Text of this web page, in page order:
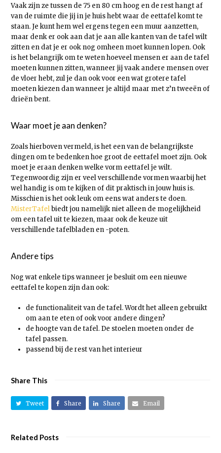
Vaak zijn ze tussen de 75 en 80 cm hoog en de rest hangt af
van de ruimte die jij in je huis hebt waar de eettafel komt te
staan. Je kunt hem wel ergens tegen een muur aanzetten,
maar denk er ook aan dat je aan alle kanten van de tafel wilt
zitten en dat je er ook nog omheen moet kunnen lopen. Ook
is het belangrijk om te weten hoeveel mensen er aan de tafel
moeten kunnen zitten, wanneer jij vaak andere mensen over
de vloer hebt, zul je dan ook voor een wat grotere tafel
moeten kiezen dan wanneer je altijd maar met z’n tweeën of
drieën bent.
Waar moet je aan denken?
Zoals hierboven vermeld, is het een van de belangrijkste
dingen om te bedenken hoe groot de eettafel moet zijn. Ook
moet je eraan denken welke vorm eettafel je wilt.
Tegenwoordig zijn er veel verschillende vormen waarbij het
wel handig is om te kijken of dit praktisch in jouw huis is.
Misschien is het ook leuk om eens wat anders te doen.
MisterTafelbiedt jou namelijk niet alleen de mogelijkheid
om een tafel uit te kiezen, maar ook de keuze uit
verschillende tafelbladen en -poten.
Andere tips
Nog wat enkele tips wanneer je besluit om een nieuwe
eettafel te kopen zijn dan ook:
de functionaliteit van de tafel. Wordt het alleen gebruikt
om aan te eten of ook voor andere dingen?
de hoogte van de tafel. De stoelen moeten onder de
tafel passen.
passend bij de rest van het interieur
Share This
Tweet Share Share Email
Related Posts